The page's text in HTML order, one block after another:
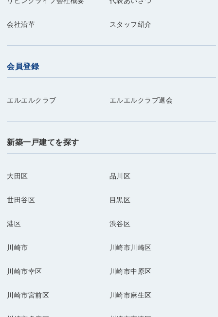
会社沿革 スタッフ紹介
会員登録
エルエルクラブ エルエルクラブ退会
新築一戸建てを探す
大田区 品川区
世田谷区 目黒区
港区 渋谷区
川崎市 川崎市川崎区
川崎市幸区 川崎市中原区
川崎市宮前区 川崎市麻生区